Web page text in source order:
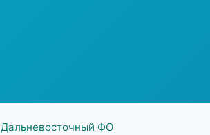
Дальневосточный ФО